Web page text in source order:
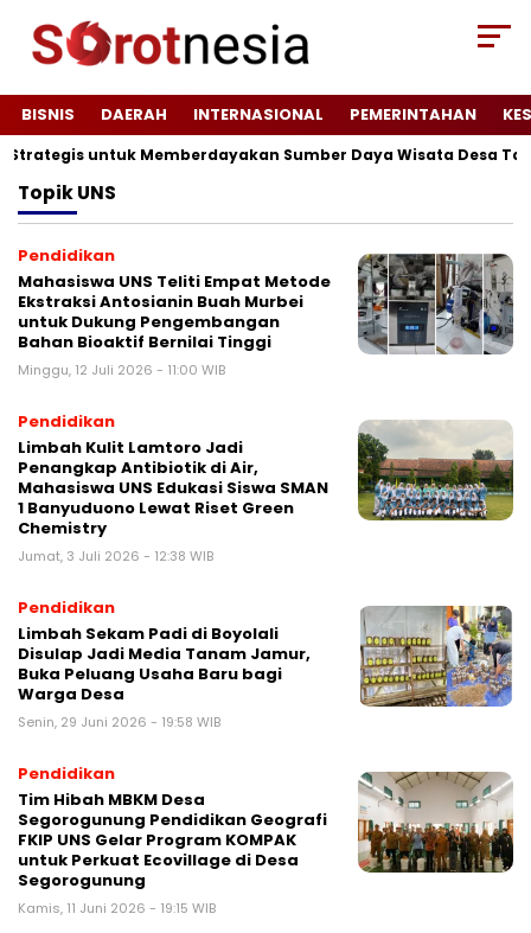
BISNIS DAERAH INTERNASIONAL PEMERINTAHAN
untuk Memberdayakan Sumber Daya Wisata Desa
TopikUNS
Pendidikan
Mahasiswa UNS Teliti Empat Metode
Ekstraksi Antosianin Buah Murbei
untuk Dukung Pengembangan
Bahan Bioaktif Bernilai Tinggi
Minggu, 12 Juli 2026 - 11:00 WIB
Pendidikan
Limbah Kulit Lamtoro Jadi
Penangkap Antibiotik di Air,
Mahasiswa UNS Edukasi Siswa SMAN
1 Banyuduono Lewat Riset Green
Chemistry
Jumat, 3 Juli 2026 - 12:38 WIB
Pendidikan
Limbah Sekam Padi di Boyolali
Disulap Jadi Media Tanam Jamur,
Buka Peluang Usaha Baru bagi
Warga Desa
Senin, 29 Juni 2026 - 19:58 WIB
Pendidikan
Tim Hibah MBKM Desa
Segorogunung Pendidikan Geografi
FKIP UNS Gelar Program KOMPAK
untuk Perkuat Ecovillage di Desa
Segorogunung
Kamis, 11 Juni 2026 - 19:15 WIB